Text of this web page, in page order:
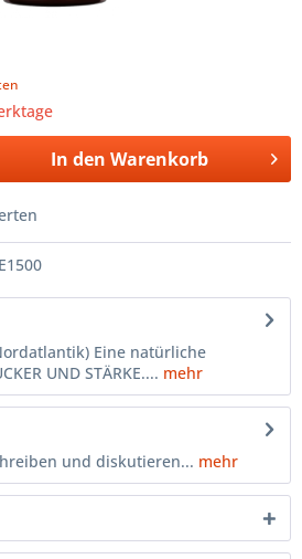
In den Warenkorb
E1500
Eine natürliche
UND STÄRKE.... mehr
und diskutieren... mehr